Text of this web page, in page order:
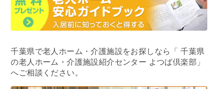
千葉県で老人ホーム・介護施設をお探しなら
「 千葉県
の老人ホーム・介護施設紹介センター よつば倶楽部」
へご相談ください。